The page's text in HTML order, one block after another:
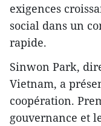
exigences
social dans un
rapide.
Sinwon Park,
Vietnam, a
coopération.
gouvernance et